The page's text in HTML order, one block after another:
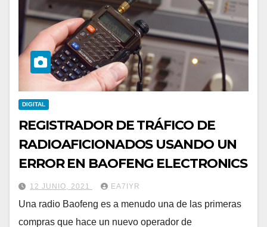
DIGITAL
REGISTRADOR DE TRÁFICO DE
RADIOAFICIONADOS USANDO UN
ERROR EN BAOFENG ELECTRONICS
12 JUNIO, 2021 EA7IYR
Una radio Baofeng es a menudo una de las primeras
compras que hace un nuevo operador de